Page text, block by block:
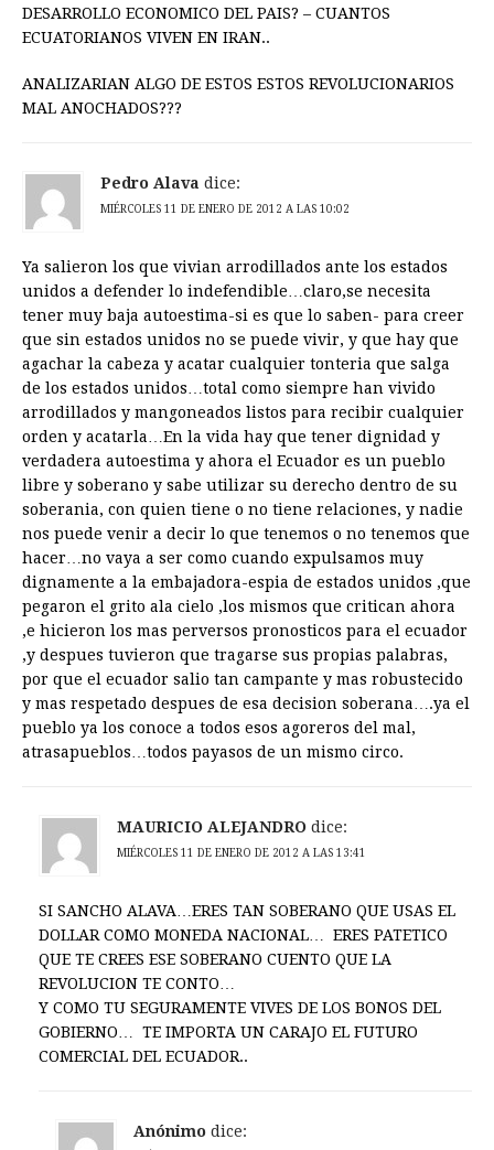
DESARROLLO ECONOMICO DEL PAIS? – CUANTOS
ECUATORIANOS VIVEN EN IRAN..
ANALIZARIAN ALGO DE ESTOS ESTOS REVOLUCIONARIOS
MAL ANOCHADOS???
Pedro Alava dice:
MIÉRCOLES 11 DE ENERO DE 2012 A LAS 10:02
Ya salieron los que vivian arrodillados ante los estados
unidos a defender lo indefendible…claro,se necesita
tener muy baja autoestima-si es que lo saben- para creer
que sin estados unidos no se puede vivir, y que hay que
agachar la cabeza y acatar cualquier tonteria que salga
de los estados unidos…total como siempre han vivido
arrodillados y mangoneados listos para recibir cualquier
orden y acatarla…En la vida hay que tener dignidad y
verdadera autoestima y ahora el Ecuador es un pueblo
libre y soberano y sabe utilizar su derecho dentro de su
soberania, con quien tiene o no tiene relaciones, y nadie
nos puede venir a decir lo que tenemos o no tenemos que
hacer…no vaya a ser como cuando expulsamos muy
dignamente a la embajadora-espia de estados unidos ,que
pegaron el grito ala cielo ,los mismos que critican ahora
,e hicieron los mas perversos pronosticos para el ecuador
,y despues tuvieron que tragarse sus propias palabras,
por que el ecuador salio tan campante y mas robustecido
y mas respetado despues de esa decision soberana….ya el
pueblo ya los conoce a todos esos agoreros del mal,
atrasapueblos…todos payasos de un mismo circo.
MAURICIO ALEJANDRO dice:
MIÉRCOLES 11 DE ENERO DE 2012 A LAS 13:41
SI SANCHO ALAVA…ERES TAN SOBERANO QUE USAS EL
DOLLAR COMO MONEDA NACIONAL… ERES PATETICO
QUE TE CREES ESE SOBERANO CUENTO QUE LA
REVOLUCION TE CONTO…
Y COMO TU SEGURAMENTE VIVES DE LOS BONOS DEL
GOBIERNO… TE IMPORTA UN CARAJO EL FUTURO
COMERCIAL DEL ECUADOR..
Anónimo dice: